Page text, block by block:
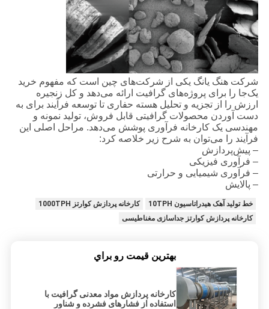
شرکت هنگ یانگ یکی از شرکت‌های چین است که مفهوم خرید
یک‌جا را برای پروژه‌های گرافیت ارائه می‌دهد و کل زنجیره
ارزش را از تجزیه و تحلیل هسته حفاری تا توسعه فرآیند برای به
دست آوردن محصولات گرافیتی قابل فروش، تولید نمونه و
مهندسی یک کارخانه فرآوری پوشش می‌دهد. مراحل اصلی این
فرآیند را می‌توان به شرح زیر خلاصه کرد:
– پیش‌پردازش
– فرآوری فیزیکی
– فرآوری شیمیایی و حرارتی
– پالایش
خط تولید آهک هیدراتاسیون 10TPH
کارخانه پردازش کوارتز 1000TPH
کارخانه پردازش کوارتز جداسازی مغناطیسی
بهترين قيمت رو براي
کارخانه پردازش مواد معدنی گرافیت با
استفاده از فشارهای فشرده و شناور